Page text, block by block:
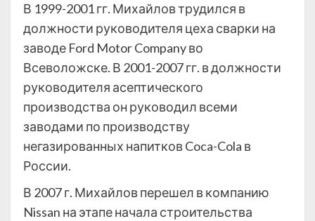
В 1999-2001 гг. Михайлов трудился в
должности руководителя цеха сварки на
заводе Ford Motor Company во
Всеволожске. В 2001-2007 гг. в должности
руководителя асептического
производства он руководил всеми
заводами по производству
негазированных напитков Coca-Cola в
России.
В 2007 г. Михайлов перешел в компанию
Nissan на этапе начала строительства